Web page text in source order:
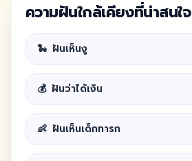
ความฝันใกล้เคียงที่น่าสนใจ
🐍 ฝันเห็นงู
💰 ฝันว่าได้เงิน
👶 ฝันเห็นเด็กทารก